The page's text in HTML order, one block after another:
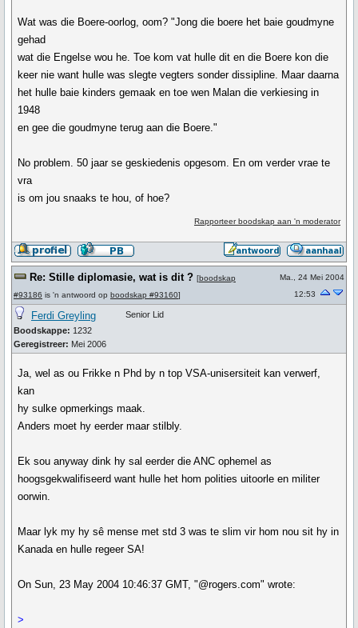
Wat was die Boere-oorlog, oom? "Jong die boere het baie goudmyne
gehad
wat die Engelse wou he. Toe kom vat hulle dit en die Boere kon die
keer nie want hulle was slegte vegters sonder dissipline. Maar daarna
het hulle baie kinders gemaak en toe wen Malan die verkiesing in
1948
en gee die goudmyne terug aan die Boere."
No problem. 50 jaar se geskiedenis opgesom. En om verder vrae te
vra
is om jou snaaks te hou, of hoe?
Rapporteer boodskap aan 'n moderator
Re: Stille diplomasie, wat is dit ? [boodskap
#93186 is 'n antwoord op boodskap #93160]
Ma., 24 Mei 2004
12:53
Ferdi Greyling
Boodskappe: 1232
Geregistreer: Mei 2006
Senior Lid
Ja, wel as ou Frikke n Phd by n top VSA-unisersiteit kan verwerf,
kan
hy sulke opmerkings maak.
Anders moet hy eerder maar stilbly.
Ek sou anyway dink hy sal eerder die ANC ophemel as
hoogsgekwalifiseerd want hulle het hom polities uitoorle en militer
oorwin.
Maar lyk my hy sê mense met std 3 was te slim vir hom nou sit hy in
Kanada en hulle regeer SA!
On Sun, 23 May 2004 10:46:37 GMT, "@rogers.com" wrote:
>